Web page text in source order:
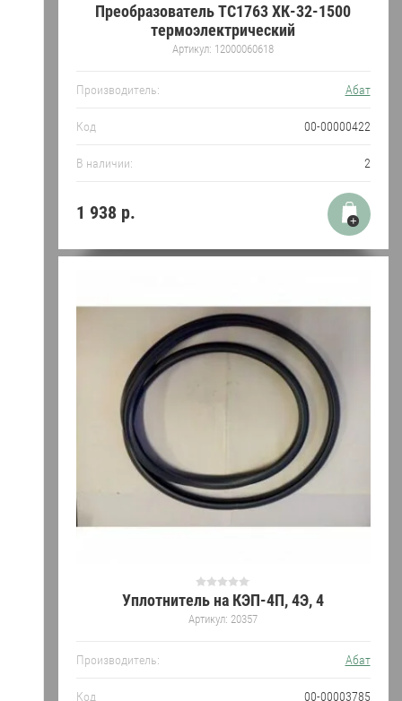
Преобразователь ТС1763 ХК-32-1500
термоэлектрический
Артикул: 12000060618
Производитель: Абат
Код 00-00000422
В наличии: 2
1 938 р.
Уплотнитель на КЭП-4П, 4Э, 4
Артикул: 20357
Производитель: Абат
Код 00-00003785